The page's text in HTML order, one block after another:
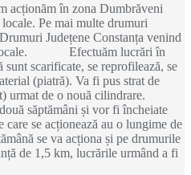
în zona Dumbrăveni
Pe mai multe drumuri
Județene Constanța venind
locale. Efectuăm lucrări în
scarificate, se reprofilează, se
(piatră). Va fi pus strat de
urmat de o nouă cilindrare.
săptămâni și vor fi încheiate
care se acționează au o lungime de
se va acționa și pe drumurile
de 1,5 km, lucrările urmând a fi